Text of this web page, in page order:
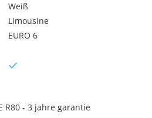
Weiß
Limousine
EURO 6
R80 - 3 jahre garantie